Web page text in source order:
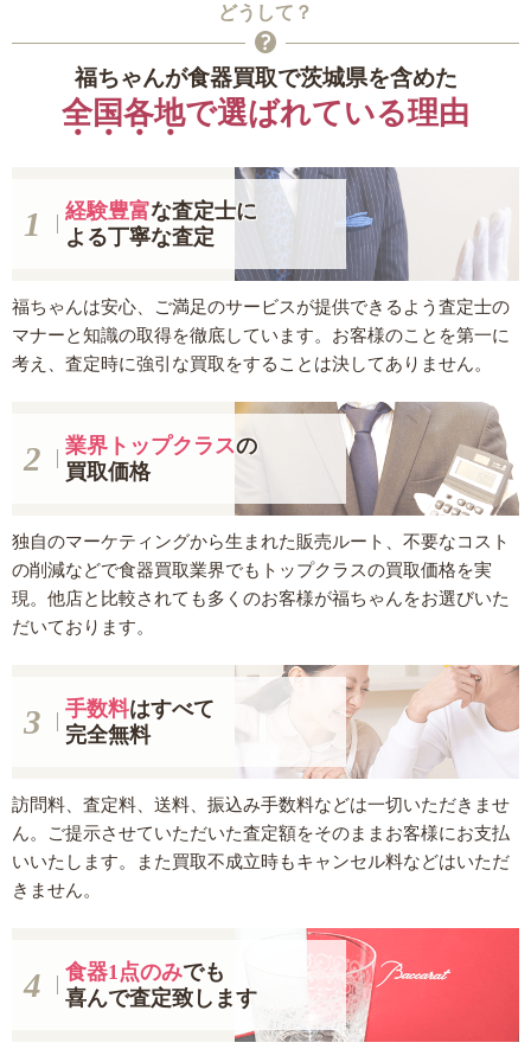
どうして？
福ちゃんが食器買取で茨城県を含めた
全国各地で選ばれている理由
経験豊富な査定士に
よる丁寧な査定
福ちゃんは安心、ご満足のサービスが提供できるよう査定士の
マナーと知識の取得を徹底しています。お客様のことを第一に
考え、査定時に強引な買取をすることは決してありません。
業界トップクラスの
買取価格
独自のマーケティングから生まれた販売ルート、不要なコスト
の削減などで食器買取業界でもトップクラスの買取価格を実
現。他店と比較されても多くのお客様が福ちゃんをお選びいた
だいております。
手数料はすべて
完全無料
訪問料、査定料、送料、振込み手数料などは一切いただきませ
ん。ご提示させていただいた査定額をそのままお客様にお支払
いいたします。また買取不成立時もキャンセル料などはいただ
きません。
食器1点のみでも
喜んで査定致します